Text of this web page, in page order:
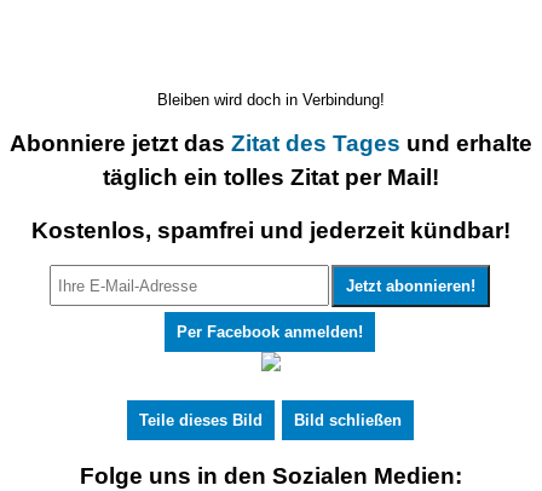
Bleiben wird doch in Verbindung!
Abonniere jetzt das Zitat des Tages und erhalte
täglich ein tolles Zitat per Mail!
Kostenlos, spamfrei und jederzeit kündbar!
Per Facebook anmelden!
Teile dieses Bild Bild schließen
Folge uns in den Sozialen Medien: